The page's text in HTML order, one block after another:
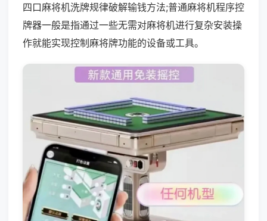
四口麻将机洗牌规律破解输钱方法;普通麻将机程序控
牌器一般是指通过一些无需对麻将机进行复杂安装操
作就能实现控制麻将牌功能的设备或工具。